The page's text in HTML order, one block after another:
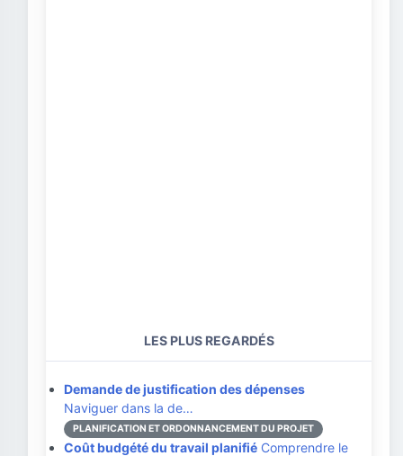
LES PLUS REGARDÉS
Demande de justification des dépenses
Naviguer dans la de…
PLANIFICATION ET ORDONNANCEMENT DU PROJET
Coût budgété du travail planifié Comprendre le